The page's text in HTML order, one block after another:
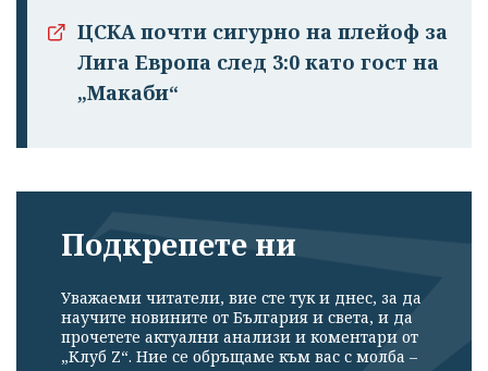
ЦСКА почти сигурно на плейоф за
Лига Европа след 3:0 като гост на
„Макаби“
Подкрепете ни
Уважаеми читатели, вие сте тук и днес, за да
научите новините от България и света, и да
прочетете актуални анализи и коментари от
„Клуб Z“. Ние се обръщаме към вас с молба –